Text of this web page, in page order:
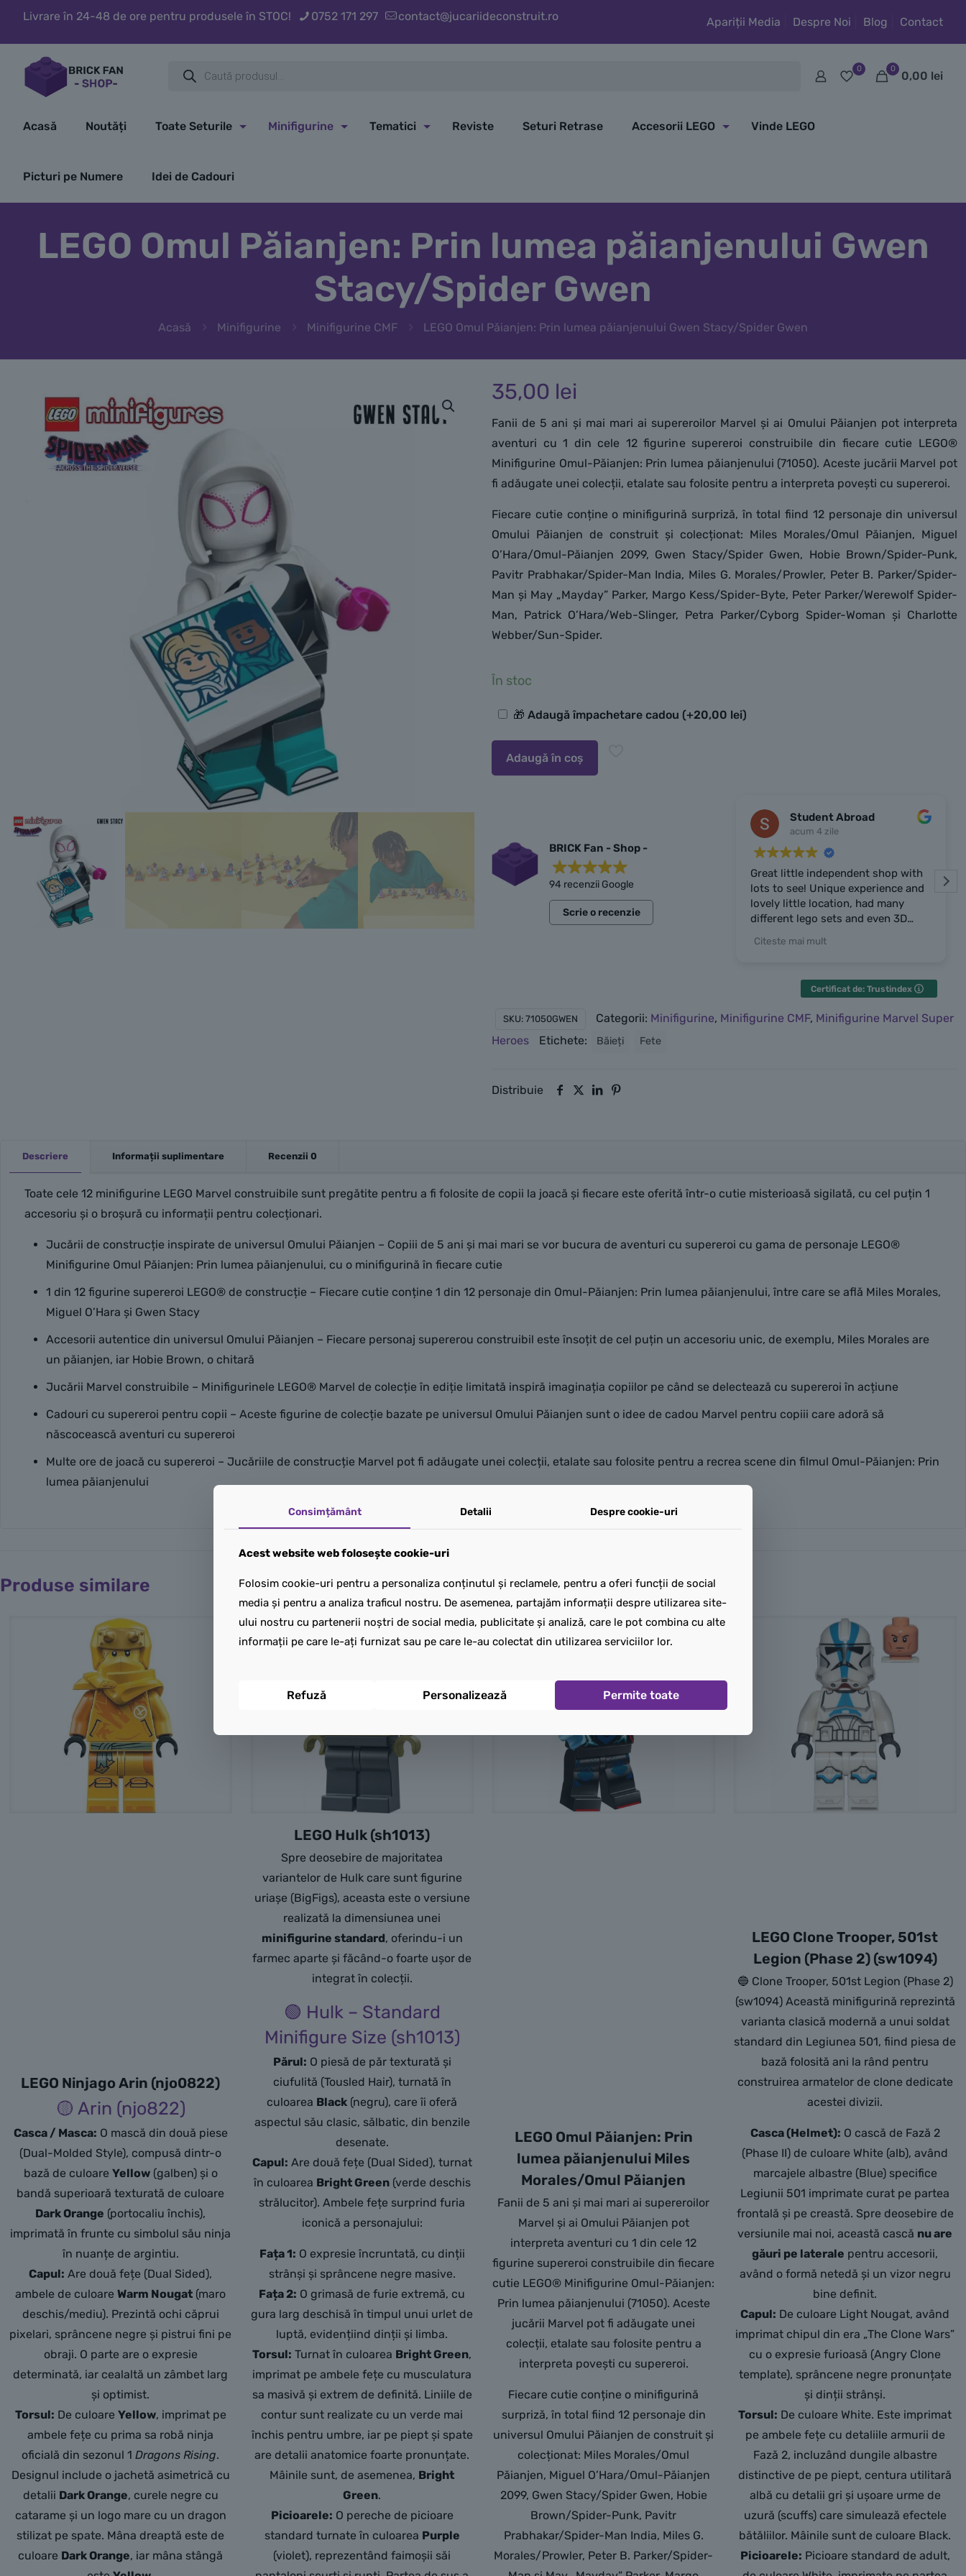
Livrare în 24-48 de ore pentru produsele în STOC! 0752 171 297 contact@jucariideconstruit.ro Apariții Media Despre Noi Blog Contact
search
0 0
0,00 lei
Acasă Noutăți Toate Seturile Minifigurine Tematici Reviste Seturi Retrase Accesorii LEGO Vinde LEGO
Picturi pe Numere Idei de Cadouri
LEGO Omul Păianjen: Prin lumea păianjenului Gwen
Stacy/Spider Gwen
Acasă Minifigurine Minifigurine CMF LEGO Omul Păianjen: Prin lumea păianjenului Gwen Stacy/Spider Gwen
35,00 lei
Fanii de 5 ani și mai mari ai supereroilor Marvel și ai Omului Păianjen pot interpreta
aventuri cu 1 din cele 12 figurine supereroi construibile din fiecare cutie LEGO®
Minifigurine Omul-Păianjen: Prin lumea păianjenului (71050). Aceste jucării Marvel pot
fi adăugate unei colecții, etalate sau folosite pentru a interpreta povești cu supereroi.
Fiecare cutie conține o minifigurină surpriză, în total fiind 12 personaje din universul
Omului Păianjen de construit și colecționat: Miles Morales/Omul Păianjen, Miguel
O’Hara/Omul-Păianjen 2099, Gwen Stacy/Spider Gwen, Hobie Brown/Spider-Punk,
Pavitr Prabhakar/Spider-Man India, Miles G. Morales/Prowler, Peter B. Parker/Spider-
Man și May „Mayday” Parker, Margo Kess/Spider-Byte, Peter Parker/Werewolf Spider-
Man, Patrick O’Hara/Web-Slinger, Petra Parker/Cyborg Spider-Woman și Charlotte
Webber/Sun-Spider.
În stoc
Opțiuni
🎁 Adaugă împachetare cadou (+20,00 lei)
Adaugă în coș
BRICK Fan - Shop -
94 recenzii Google
Scrie o recenzie
Student Abroad
acum 4 zile
Great little independent shop with
lots to see! Unique experience and
lovely little location, had many
different lego sets and even 3D
very chatty and friendly, highly
Citeste mai mult
Certificat de: Trustindex
SKU: 71050GWEN Categorii: Minifigurine, Minifigurine CMF, Minifigurine Marvel Super
Heroes
Etichete: Băieți Fete
Distribuie
Descriere Informații suplimentare Recenzii 0
Toate cele 12 minifigurine LEGO Marvel construibile sunt pregătite pentru a fi folosite de copii la joacă și fiecare este oferită într-o cutie misterioasă sigilată, cu cel puțin 1
accesoriu și o broșură cu informații pentru colecționari.
Jucării de construcție inspirate de universul Omului Păianjen – Copiii de 5 ani și mai mari se vor bucura de aventuri cu supereroi cu gama de personaje LEGO®
Minifigurine Omul Păianjen: Prin lumea păianjenului, cu o minifigurină în fiecare cutie
1 din 12 figurine supereroi LEGO® de construcție – Fiecare cutie conține 1 din 12 personaje din Omul-Păianjen: Prin lumea păianjenului, între care se află Miles Morales,
Miguel O’Hara și Gwen Stacy
Accesorii autentice din universul Omului Păianjen – Fiecare personaj supererou construibil este însoțit de cel puțin un accesoriu unic, de exemplu, Miles Morales are
un păianjen, iar Hobie Brown, o chitară
Jucării Marvel construibile – Minifigurinele LEGO® Marvel de colecție în ediție limitată inspiră imaginația copiilor pe când se delectează cu supereroi în acțiune
Cadouri cu supereroi pentru copii – Aceste figurine de colecție bazate pe universul Omului Păianjen sunt o idee de cadou Marvel pentru copiii care adoră să
născocească aventuri cu supereroi
Multe ore de joacă cu supereroi – Jucăriile de construcție Marvel pot fi adăugate unei colecții, etalate sau folosite pentru a recrea scene din filmul Omul-Păianjen: Prin
lumea păianjenului
Produse similare
LEGO Ninjago Arin (njo0822)
🟡 Arin (njo822)
Casca / Masca: O mască din două piese
(Dual-Molded Style), compusă dintr-o
bază de culoare Yellow(galben) și o
bandă superioară texturată de culoare
Dark Orange (portocaliu închis),
imprimată în frunte cu simbolul său ninja
în nuanțe de argintiu.
Capul: Are două fețe (Dual Sided),
ambele de culoareWarm Nougat (maro
deschis/mediu). Prezintă ochi căprui
pixelari, sprâncene negre și pistrui fini pe
obraji. O parte are o expresie
determinată, iar cealaltă un zâmbet larg
și optimist.
Torsul: De culoare Yellow, imprimat pe
ambele fețe cu prima sa robă ninja
oficială din sezonul 1Dragons Rising.
Designul include o jachetă asimetrică cu
detalii Dark Orange, curele negre cu
catarame și un logo mare cu un dragon
stilizat pe spate. Mâna dreaptă este de
culoare Dark Orange, iar mâna stângă
LEGO Hulk (sh1013)
Spre deosebire de majoritatea
variantelor de Hulk care sunt figurine
uriașe (BigFigs), aceasta este o versiune
realizată la dimensiunea unei
minifigurine standard, oferindu-i un
farmec aparte și făcând-o foarte ușor de
integrat în colecții.
🟢 Hulk – Standard
Minifigure Size (sh1013)
Părul: O piesă de păr texturată și
ciufulită (Tousled Hair), turnată în
culoarea Black (negru), care îi oferă
aspectul său clasic, sălbatic, din benzile
desenate.
Capul: Are două fețe (Dual Sided), turnat
în culoarea Bright Green(verde deschis
strălucitor). Ambele fețe surprind furia
iconică a personajului:
Fața 1: O expresie încruntată, cu dinții
strânși și sprâncene negre masive.
Fața 2: O grimasă de furie extremă, cu
gura larg deschisă în timpul unui urlet de
luptă, evidențiind dinții și limba.
Torsul: Turnat în culoarea Bright Green,
imprimat pe ambele fețe cu musculatura
sa masivă și extrem de definită. Liniile de
contur sunt realizate cu un verde mai
închis pentru umbre, iar pe piept și spate
are detalii anatomice foarte pronunțate.
Mâinile sunt, de asemenea, Bright
Green.
Picioarele: O pereche de picioare
standard turnate în culoarea Purple
(violet), reprezentând faimoșii săi
LEGO Omul Păianjen: Prin
lumea păianjenului Miles
Morales/Omul Păianjen
Fanii de 5 ani și mai mari ai supereroilor
Marvel și ai Omului Păianjen pot
interpreta aventuri cu 1 din cele 12
figurine supereroi construibile din fiecare
cutie LEGO® Minifigurine Omul-Păianjen:
Prin lumea păianjenului (71050). Aceste
jucării Marvel pot fi adăugate unei
colecții, etalate sau folosite pentru a
interpreta povești cu supereroi.
Fiecare cutie conține o minifigurină
surpriză, în total fiind 12 personaje din
universul Omului Păianjen de construit și
colecționat: Miles Morales/Omul
Păianjen, Miguel O’Hara/Omul-Păianjen
2099, Gwen Stacy/Spider Gwen, Hobie
Brown/Spider-Punk, Pavitr
Prabhakar/Spider-Man India, Miles G.
Morales/Prowler, Peter B. Parker/Spider-
LEGO Clone Trooper, 501st
Legion (Phase 2) (sw1094)
🔵 Clone Trooper, 501st Legion (Phase 2)
(sw1094) Această minifigurină reprezintă
varianta clasică modernă a unui soldat
standard din Legiunea 501, fiind piesa de
bază folosită ani la rând pentru
construirea armatelor de clone dedicate
acestei divizii.
Casca (Helmet): O cască de Fază 2
(Phase II) de culoare White (alb), având
marcajele albastre (Blue) specifice
Legiunii 501 imprimate curat pe partea
frontală și pe creastă. Spre deosebire de
versiunile mai noi, această cască nu are
găuri pe laterale pentru accesorii,
având o formă netedă și un vizor negru
bine definit.
Capul: De culoare Light Nougat, având
imprimat chipul din era „The Clone Wars”
cu o expresie furioasă (Angry Clone
template), sprâncene negre pronunțate
și dinții strânși.
Torsul: De culoare White. Este imprimat
pe ambele fețe cu detaliile armurii de
Fază 2, incluzând dungile albastre
distinctive de pe piept, centura utilitară
albă cu detalii gri și ușoare urme de
uzură (scuffs) care simulează efectele
bătăliilor. Mâinile sunt de culoare Black.
Picioarele: Picioare standard de adult,
Consimțământ Detalii Despre cookie-uri
Acest website web folosește cookie-uri
Folosim cookie-uri pentru a personaliza conținutul și reclamele, pentru a oferi funcții de social
media și pentru a analiza traficul nostru. De asemenea, partajăm informații despre utilizarea site-
ului nostru cu partenerii noștri de social media, publicitate și analiză, care le pot combina cu alte
informații pe care le-ați furnizat sau pe care le-au colectat din utilizarea serviciilor lor.
Refuză Personalizează Permite toate